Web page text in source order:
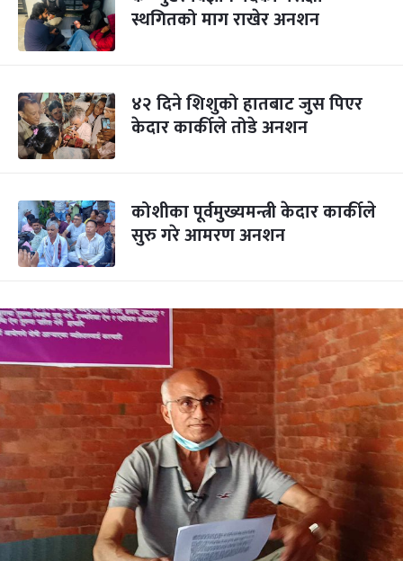
स्थगितको माग राखेर अनशन
४२ दिने शिशुको हातबाट जुस पिएर
केदार कार्कीले तोडे अनशन
कोशीका पूर्वमुख्यमन्त्री केदार कार्कीले
सुरु गरे आमरण अनशन